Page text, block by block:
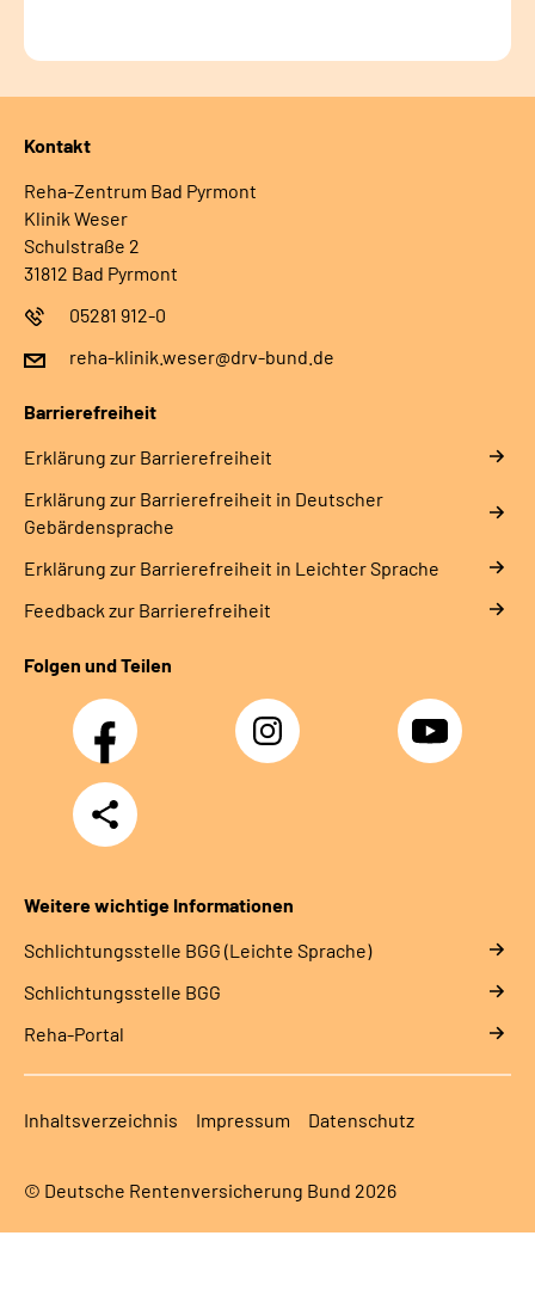
Kontakt
Reha-Zentrum Bad Pyrmont
Klinik Weser
Schulstraße 2
31812 Bad Pyrmont
05281 912-0
reha-klinik.weser@drv-bund.de
Barrierefreiheit
Erklärung zur Barrierefreiheit
Erklärung zur Barrierefreiheit in Deutscher
Gebärdensprache
Erklärung zur Barrierefreiheit in Leichter Sprache
Feedback zur Barrierefreiheit
Folgen und Teilen
Facebook Instagram YouTube
Teilen
Weitere wichtige Informationen
Schlich­tungs­stel­le BGG (Leichte Sprache)
Schlich­tungs­stel­le BGG
Reha-Portal
Inhaltsverzeichnis Impressum Datenschutz
© Deutsche Rentenversicherung Bund 2026